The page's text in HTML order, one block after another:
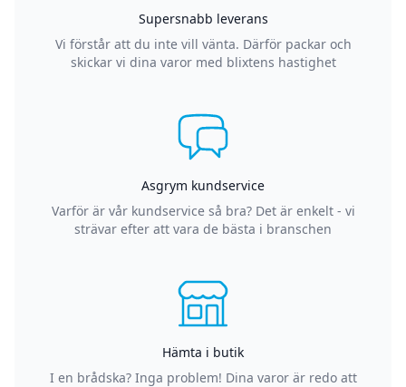
Supersnabb leverans
Vi förstår att du inte vill vänta. Därför packar och
skickar vi dina varor med blixtens hastighet
Asgrym kundservice
Varför är vår kundservice så bra? Det är enkelt - vi
strävar efter att vara de bästa i branschen
Hämta i butik
I en brådska? Inga problem! Dina varor är redo att